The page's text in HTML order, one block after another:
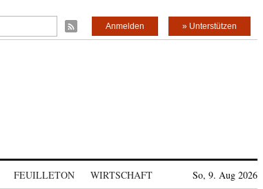
» Unterstützen
Anmelden
FEUILLETON WIRTSCHAFT So, 9. Aug 2026